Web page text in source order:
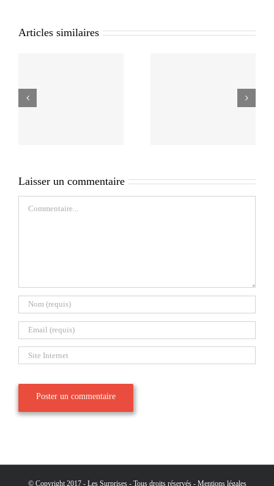
Articles similaires
Laisser un commentaire
Commentaire
© Copyright 2017 - Les Surprises - Tous droits réservés - Mentions légales